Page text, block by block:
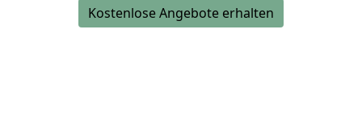
Kostenlose Angebote erhalten